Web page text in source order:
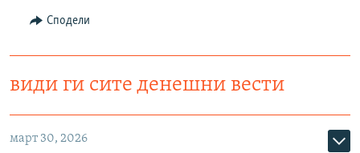
Сподели
види ги сите денешни вести
март 30, 2026